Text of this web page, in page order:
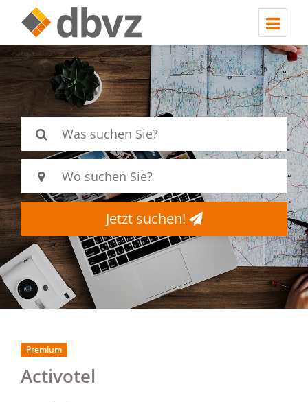
Jetzt suchen!
Activotel
Premium